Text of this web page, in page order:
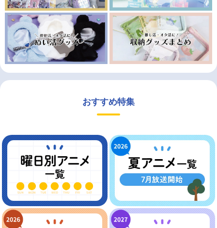
おすすめ特集